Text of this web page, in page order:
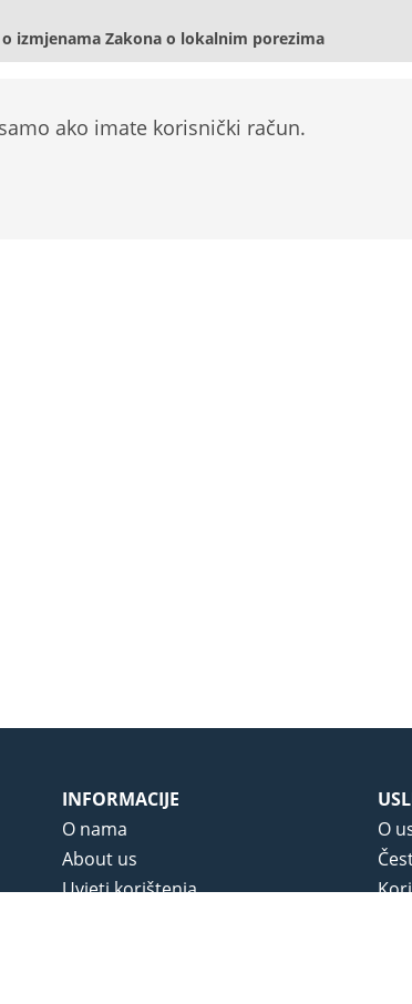
izmjenama Zakona o lokalnim porezima
ako imate korisnički račun.
INFORMACIJE
O nama
About us
Uvjeti korištenja
O